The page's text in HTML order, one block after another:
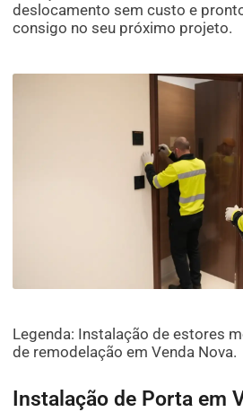
deslocamento sem custo e
consigo no seu próximo projeto.
Legenda: Instalação de estores
de remodelação em Venda Nova.
Instalação de Porta em